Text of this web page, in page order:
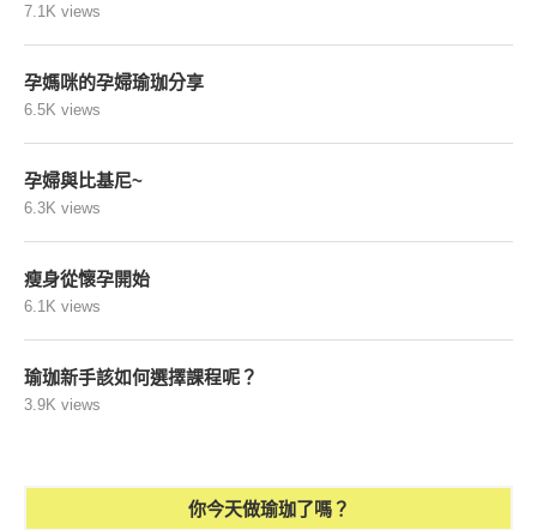
7.1K views
孕媽咪的孕婦瑜珈分享
6.5K views
孕婦與比基尼~
6.3K views
瘦身從懷孕開始
6.1K views
瑜珈新手該如何選擇課程呢？
3.9K views
你今天做瑜珈了嗎？